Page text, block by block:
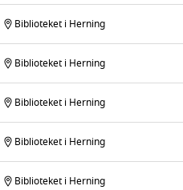
Biblioteket i Herning
Biblioteket i Herning
Biblioteket i Herning
Biblioteket i Herning
Biblioteket i Herning